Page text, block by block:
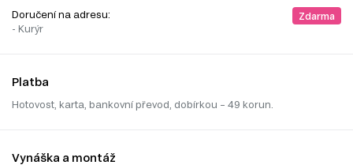
Doručení na adresu:
- Kurýr
Zdarma
Platba
Hotovost, karta, bankovní převod, dobírkou – 49 korun.
Vynáška a montáž